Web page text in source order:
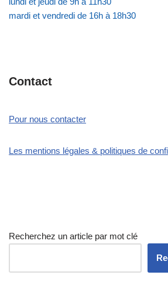
mardi et vendredi de 16h à 18h30
Contact
Pour nous contacter
Les mentions légales & politiques de
Recherchez un article par mot clé